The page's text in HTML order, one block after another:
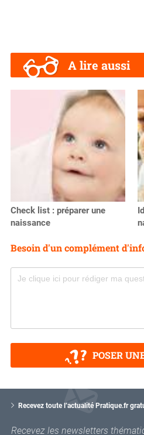
A lire aussi
Check list : préparer une
naissance
Besoin d'un complément
POSER
Recevez toute l’actualité Pratique.fr
Recevez les newsletters
o
r